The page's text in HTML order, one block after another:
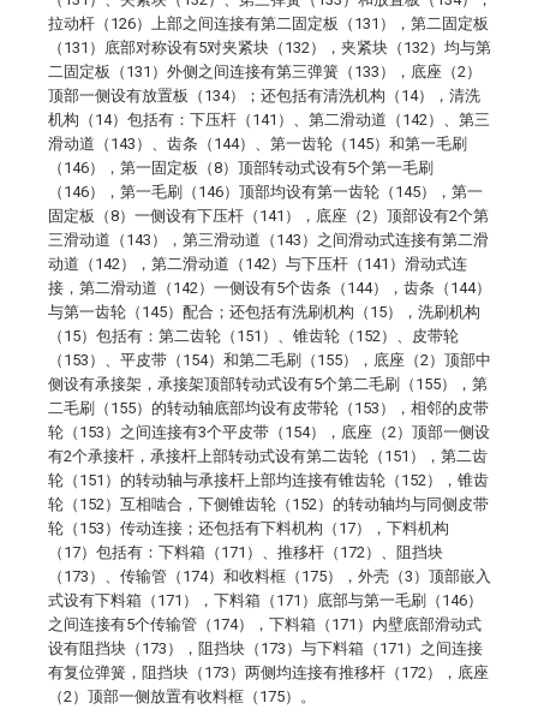
拉动杆（126）上部之间连接有第二固定板（131），第二固定板
（131）底部对称设有5对夹紧块（132），夹紧块（132）均与第
二固定板（131）外侧之间连接有第三弹簧（133），底座（2）
顶部一侧设有放置板（134）；还包括有清洗机构（14），清洗
机构（14）包括有：下压杆（141）、第二滑动道（142）、第三
滑动道（143）、齿条（144）、第一齿轮（145）和第一毛刷
（146），第一固定板（8）顶部转动式设有5个第一毛刷
（146），第一毛刷（146）顶部均设有第一齿轮（145），第一
固定板（8）一侧设有下压杆（141），底座（2）顶部设有2个第
三滑动道（143），第三滑动道（143）之间滑动式连接有第二滑
动道（142），第二滑动道（142）与下压杆（141）滑动式连
接，第二滑动道（142）一侧设有5个齿条（144），齿条（144）
与第一齿轮（145）配合；还包括有洗刷机构（15），洗刷机构
（15）包括有：第二齿轮（151）、锥齿轮（152）、皮带轮
（153）、平皮带（154）和第二毛刷（155），底座（2）顶部中
侧设有承接架，承接架顶部转动式设有5个第二毛刷（155），第
二毛刷（155）的转动轴底部均设有皮带轮（153），相邻的皮带
轮（153）之间连接有3个平皮带（154），底座（2）顶部一侧设
有2个承接杆，承接杆上部转动式设有第二齿轮（151），第二齿
轮（151）的转动轴与承接杆上部均连接有锥齿轮（152），锥齿
轮（152）互相啮合，下侧锥齿轮（152）的转动轴均与同侧皮带
轮（153）传动连接；还包括有下料机构（17），下料机构
（17）包括有：下料箱（171）、推移杆（172）、阻挡块
（173）、传输管（174）和收料框（175），外壳（3）顶部嵌入
式设有下料箱（171），下料箱（171）底部与第一毛刷（146）
之间连接有5个传输管（174），下料箱（171）内壁底部滑动式
设有阻挡块（173），阻挡块（173）与下料箱（171）之间连接
有复位弹簧，阻挡块（173）两侧均连接有推移杆（172），底座
（2）顶部一侧放置有收料框（175）。